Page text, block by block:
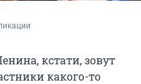
кстати, зовут
какого-то